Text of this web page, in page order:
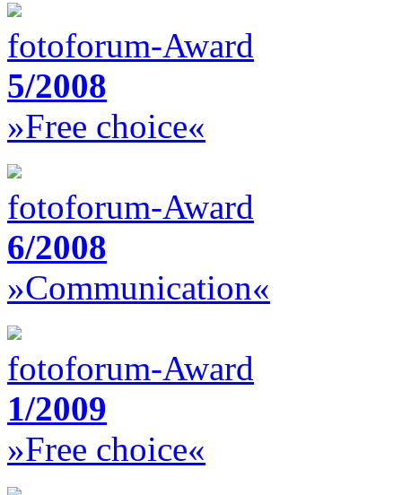
fotoforum-Award
5/2008
»Free choice«
fotoforum-Award
6/2008
»Communication«
fotoforum-Award
1/2009
»Free choice«